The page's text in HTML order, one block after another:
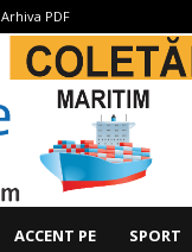
Arhiva PDF
ACCENT PE SPORT